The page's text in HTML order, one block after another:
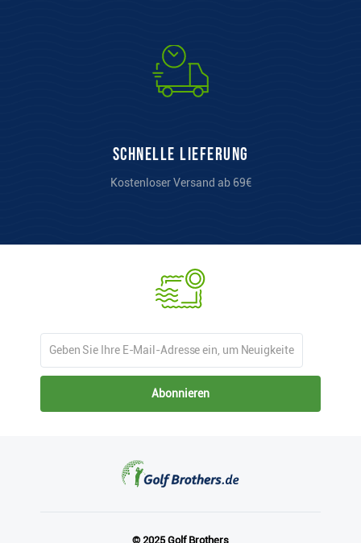
Schnelle Lieferung
Kostenloser Versand ab 69€
Abonnieren
© 2025 Golf Brothers